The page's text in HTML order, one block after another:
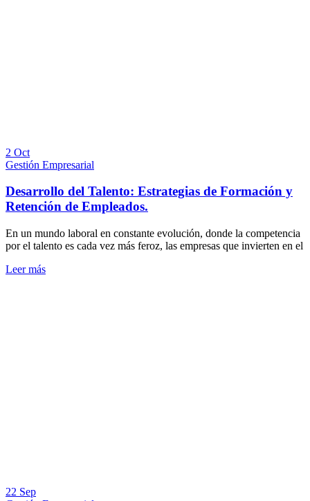
2 Oct
Gestión Empresarial
Desarrollo del Talento: Estrategias de Formación y
Retención de Empleados.
En un mundo laboral en constante evolución, donde la competencia
por el talento es cada vez más feroz, las empresas que invierten en el
Leer más
22 Sep